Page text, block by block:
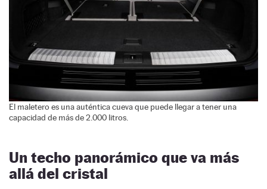
El maletero es una auténtica cueva que puede llegar a tener una
capacidad de más de 2.000 litros.
Un techo panorámico que va más
allá del cristal